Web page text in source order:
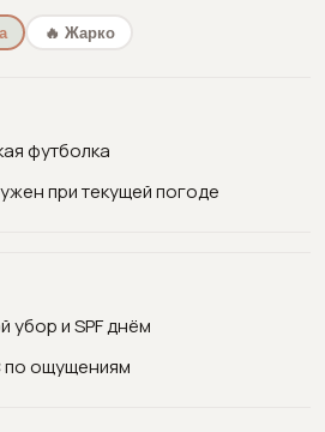
🔥 Жарко
футболка
при текущей погоде
убор и SPF днём
по ощущениям